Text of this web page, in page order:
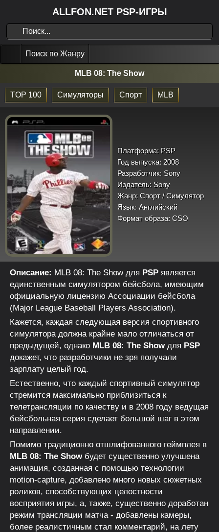
ALLFON.NET PSP-ИГРЫ
Поиск по Жанру
MLB 08: The Show
TOP 100 Симуляторы Спорт MLB
Платформа: PSP
Год выпуска: 2008
Разработчик: Sony
Издатель: Sony
Жанр: Спорт / Симулятор
Язык: Английский
Формат образа: CSO
Описание: MLB 08: The Show для PSP является
единственным симулятором бейсбола, имеющим
официальную лицензию Ассоциации бейсбола
(Major League Baseball Players Association).
Кажется, каждая следующая версия спортивного
симулятора должна крайне мало отличаться от
предыдущей, однако MLB 08: The Showдля PSP
докажет, что разработчики не зря получали
зарплату целый год.
Естественно, что каждый спортивный симулятор
стремится максимально приблизиться к
телетрансляции по качеству и в 2008 году ведущая
бейсбольная серия сделает большой шаг в этом
направлении.
Помимо традиционно отшлифованного геймплея в
MLB 08: The Showбудет существенно улучшена
анимация, созданная с помощью технологии
motion-capture, добавлено много новых сюжетных
роликов, способствующих целостности
восприятия игры, а, также, существенно доработан
режим трансляции матча - добавлены камеры,
более реалистичным стал комментарий, на лету